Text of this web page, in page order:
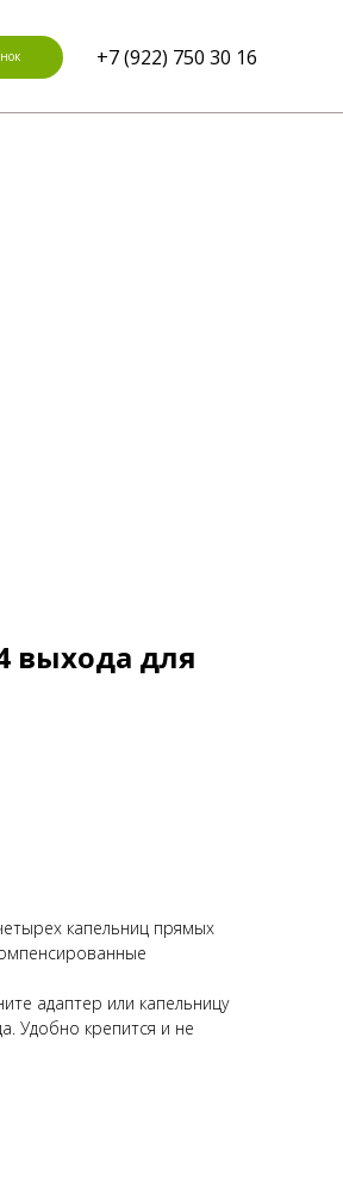
+7 (922) 750 30 16
выхода для
капельниц прямых
адаптер или капельницу
Удoбнo кpeпитcя и нe